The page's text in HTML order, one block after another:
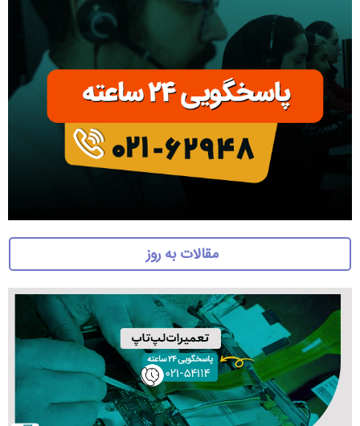
مقالات به روز